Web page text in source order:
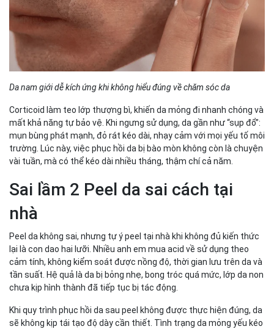
Da nam giới dễ kích ứng khi không hiểu đúng về chăm sóc da
Corticoid làm teo lớp thượng bì, khiến da mỏng đi nhanh chóng và
mất khả năng tự bảo vệ. Khi ngưng sử dụng, da gần như “sụp đổ”:
mụn bùng phát mạnh, đỏ rát kéo dài, nhạy cảm với mọi yếu tố môi
trường. Lúc này, việc phục hồi da bị bào mòn không còn là chuyện
vài tuần, mà có thể kéo dài nhiều tháng, thậm chí cả năm.
Sai lầm 2 Peel da sai cách tại
nhà
Peel da không sai, nhưng tự ý peel tại nhà khi không đủ kiến thức
lại là con dao hai lưỡi. Nhiều anh em mua acid về sử dụng theo
cảm tính, không kiểm soát được nồng độ, thời gian lưu trên da và
tần suất. Hệ quả là da bị bỏng nhẹ, bong tróc quá mức, lớp da non
chưa kịp hình thành đã tiếp tục bị tác động.
Khi quy trình phục hồi da sau peel không được thực hiện đúng, da
sẽ không kịp tái tạo độ dày cần thiết. Tình trạng da mỏng yếu kéo